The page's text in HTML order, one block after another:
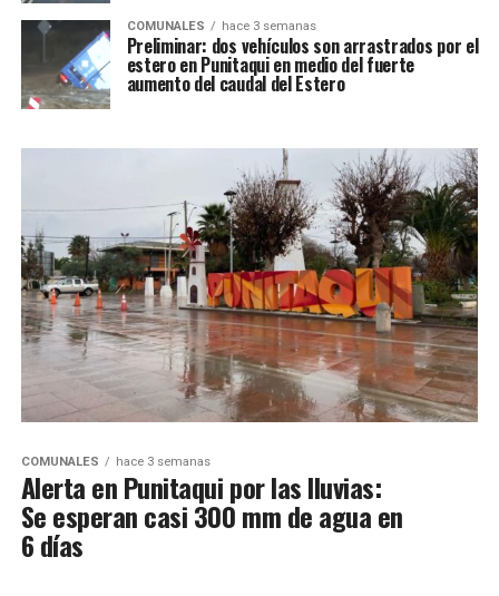
COMUNALES hace 3 semanas
Preliminar: dos vehículos son arrastrados por el
estero en Punitaqui en medio del fuerte
aumento del caudal del Estero
COMUNALES hace 3 semanas
Alerta en Punitaqui por las lluvias:
Se esperan casi 300 mm de agua en
6 días